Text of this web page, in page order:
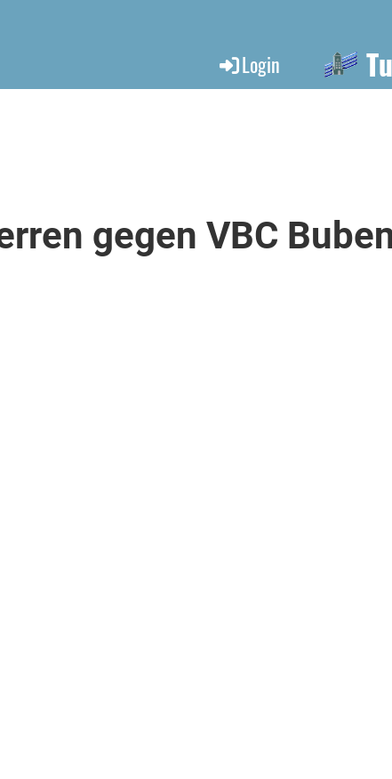
Login
gegen VBC